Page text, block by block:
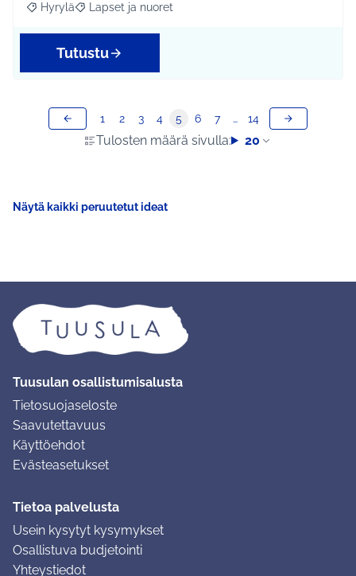
Rajaa tulokset aihepiirin mukaan: Hyrylä
Hyrylä Rajaa tulokset teeman mukaan: Lapset ja nuoret
Lapset ja nuoret
Tutustu
Tulosten määrä sivulla: 20
1 2 3 4 5 6 7 … 14
Näytä kaikki peruutetut ideat
Tuusulan osallistumisalusta
Tietosuojaseloste
Saavutettavuus
Käyttöehdot
Evästeasetukset
Tietoa palvelusta
Usein kysytyt kysymykset
Osallistuva budjetointi
Yhteystiedot